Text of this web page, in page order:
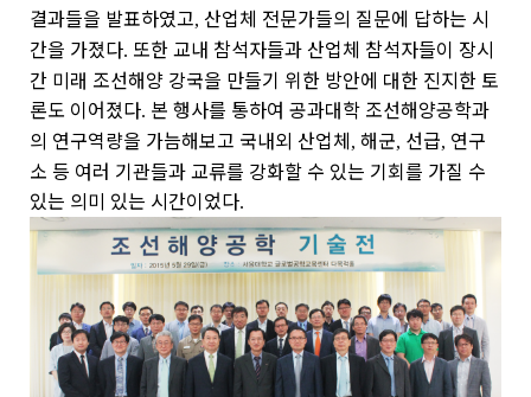
결과들을 발표하였고, 산업체 전문가들의 질문에 답하는 시
간을 가졌다. 또한 교내 참석자들과 산업체 참석자들이 장시
간 미래 조선해양 강국을 만들기 위한 방안에 대한 진지한 토
론도 이어졌다. 본 행사를 통하여 공과대학 조선해양공학과
의 연구역량을 가늠해보고 국내외 산업체, 해군, 선급, 연구
소 등 여러 기관들과 교류를 강화할 수 있는 기회를 가질 수
있는 의미 있는 시간이었다.